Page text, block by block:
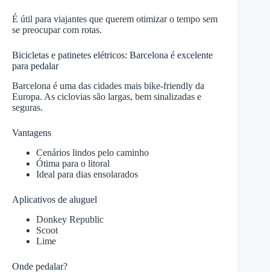
É útil para viajantes que querem otimizar o tempo sem
se preocupar com rotas.
Bicicletas e patinetes elétricos: Barcelona é excelente
para pedalar
Barcelona é uma das cidades mais bike-friendly da
Europa. As ciclovias são largas, bem sinalizadas e
seguras.
Vantagens
Cenários lindos pelo caminho
Ótima para o litoral
Ideal para dias ensolarados
Aplicativos de aluguel
Donkey Republic
Scoot
Lime
Onde pedalar?